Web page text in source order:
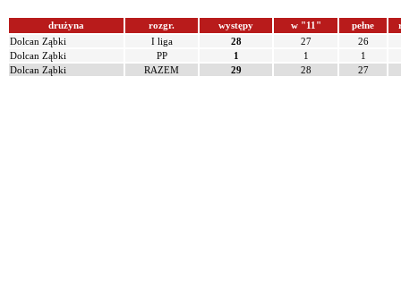
drużyna rozgr. występy w "11" pełne
Dolcan Ząbki
I liga 28 27
26
Dolcan Ząbki
PP 1 1
1
Dolcan Ząbki
RAZEM 29 28 27